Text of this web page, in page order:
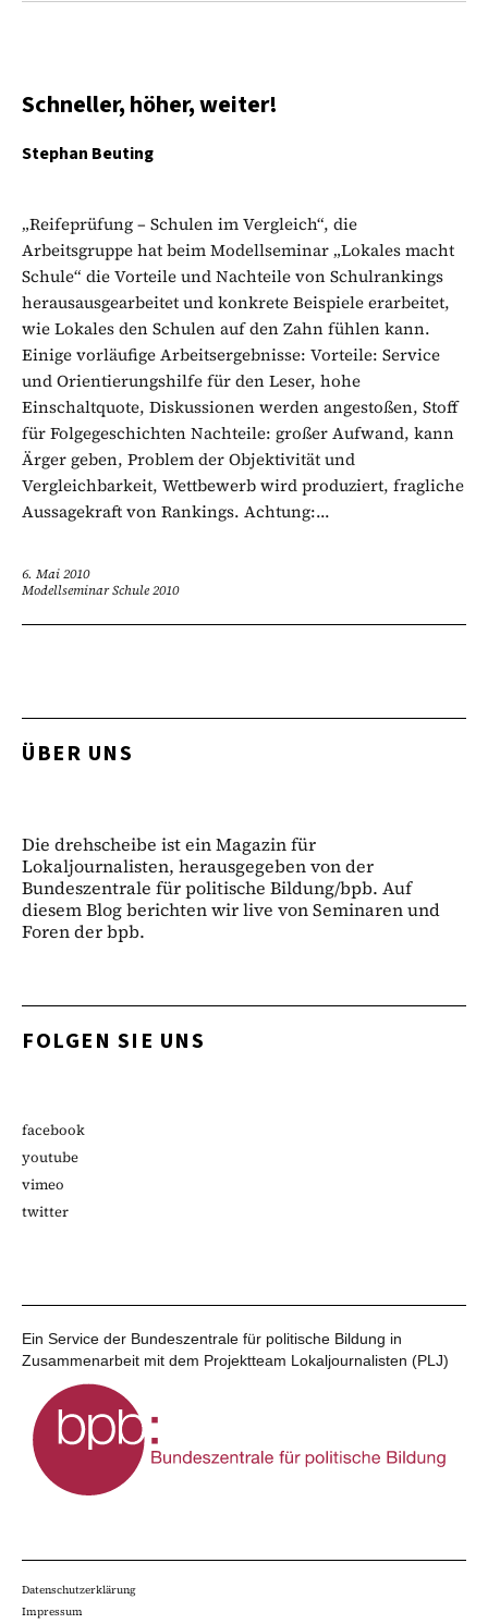
Schneller, höher, weiter!
Stephan Beuting
„Reifeprüfung – Schulen im Vergleich“, die
Arbeitsgruppe hat beim Modellseminar „Lokales macht
Schule“ die Vorteile und Nachteile von Schulrankings
herausausgearbeitet und konkrete Beispiele erarbeitet,
wie Lokales den Schulen auf den Zahn fühlen kann.
Einige vorläufige Arbeitsergebnisse: Vorteile: Service
und Orientierungshilfe für den Leser, hohe
Einschaltquote, Diskussionen werden angestoßen, Stoff
für Folgegeschichten Nachteile: großer Aufwand, kann
Ärger geben, Problem der Objektivität und
Vergleichbarkeit, Wettbewerb wird produziert, fragliche
Aussagekraft von Rankings. Achtung:...
6. Mai 2010
Modellseminar Schule 2010
ÜBER UNS
Die drehscheibe ist ein Magazin für
Lokaljournalisten, herausgegeben von der
Bundeszentrale für politische Bildung/bpb. Auf
diesem Blog berichten wir live von Seminaren und
Foren der bpb.
FOLGEN SIE UNS
facebook
youtube
vimeo
twitter
Ein Service der Bundeszentrale für politische Bildung in
Zusammenarbeit mit dem Projektteam Lokaljournalisten (PLJ)
Datenschutzerklärung
Impressum